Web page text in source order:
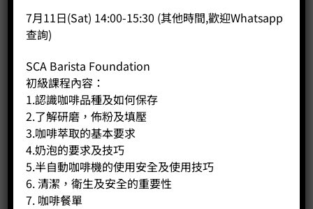
500cc 尖嘴 IVY LKY x WPM 拉花缸- 綠色
Price: HK$
-
BUY NOW
7月11日(Sat) 14:00-15:30 (其他時間,歡迎Whatsapp
查詢)
SCA Barista Foundation
初級課程內容：
1.認識咖啡品種及如何保存
2.了解研磨，佈粉及填壓
3.咖啡萃取的基本要求
4.奶泡的要求及技巧
5.半自動咖啡機的使用安全及使用技巧
6. 清潔，衛生及安全的重要性
7. 咖啡餐單